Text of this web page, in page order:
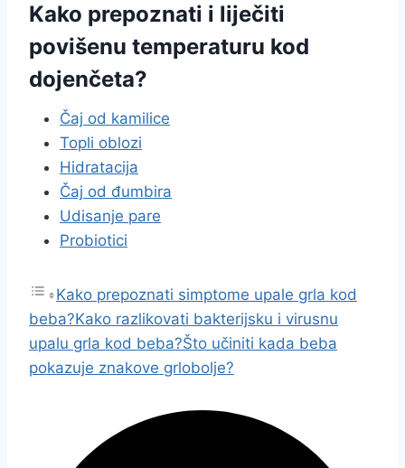
Kako prepoznati i liječiti
povišenu temperaturu kod
dojenčeta?
Čaj od kamilice
Topli oblozi
Hidratacija
Čaj od đumbira
Udisanje pare
Probiotici
Kako prepoznati simptome upale grla kod
beba?Kako razlikovati bakterijsku i virusnu
upalu grla kod beba?Što učiniti kada beba
pokazuje znakove grlobolje?